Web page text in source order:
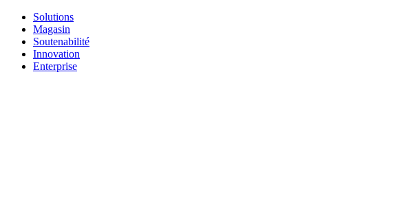
Solutions
Magasin
Soutenabilité
Innovation
Enterprise